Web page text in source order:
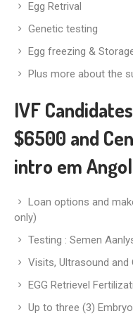
Egg Retrival
Genetic testing
Egg freezing &
Plus more about the
IVF
$6500 and
intro em
Loan options and
only)
Testing : Semen
Visits, Ultrasound and
EGG Retrievel
Up to three (3)